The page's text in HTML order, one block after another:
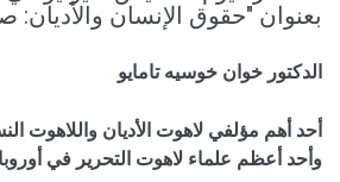
بعنوان "حقوق الإنسان والأديان:
الدكتور خوان خوسيه تامايو
أحد أهم مؤلفي لاهوت الأديان واللاهوت
وأحد أعظم علماء لاهوت التحرير في أوروبا